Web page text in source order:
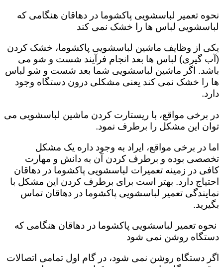
نحوه تعمیر لباسشویی پاکشوما در دهاقان هنگامی که
لباسشویی لباس ها را خشک نمی کند
یکی از وظایف ماشین لباسشویی پاکشوما، خشک کردن
(آب گیری) لباس ها بعد انجام فرآیند شست و شو می
باشد. اگر ماشین لباسشویی شما بعد شست و شو لباس
ها را خشک نمی کند یعنی مشکلی درون دستگاه وجود
دارد.
در برخی مواقع، با ریستارت کردن ماشین لباسشویی می
توان این مشکل را برطرف نمود.
اما در برخی مواقع، ایراد به وجود داره یک مشکل
تخصصی بوده و برطرف کردن آن به دانش و مهارت
کافی در زمینه تعمیرات لباسشویی پاکشوما در دهاقان
احتیاج دارد. بهتر است برای برطرف کردن این مشکل با
نمایندگی تعمیر لباسشویی پاکشوما در دهاقان تماس
بگیرید.
نحوه تعمیر لباسشویی پاکشوما در دهاقان هنگامی که
دستگاه روشن نمی شود
اگر دستگاه روشن نمی شود، در گام اول تمامی اتصالات